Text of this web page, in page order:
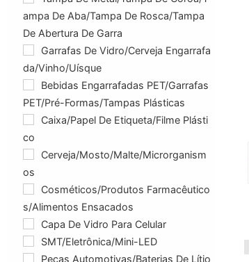
Ampa De Aba/tampa De Rosca/tampa
De Abertura De Garra
Garrafas De Vidro/Cerveja Engarrafa
Da/Vinho/Uísque
Bebidas Engarrafadas PET/garrafas
PET/pré-Formas/tampas Plásticas
Caixa/papel De Etiqueta/filme Plásti
Co
Cerveja/Mosto/Malte/Microrganism
Os
Cosméticos/produtos Farmacêutico
S/alimentos Ensacados
Capa De Vidro Para Celular
SMT/Eletrônica/Mini-LED
Peças Automotivas/baterias De Lítio